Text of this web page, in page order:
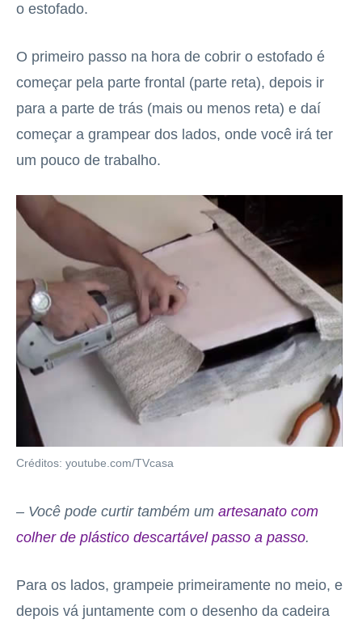
o estofado.
O primeiro passo na hora de cobrir o estofado é
começar pela parte frontal (parte reta), depois ir
para a parte de trás (mais ou menos reta) e daí
começar a grampear dos lados, onde você irá ter
um pouco de trabalho.
Créditos: youtube.com/TVcasa
– Você pode curtir também um artesanato com
colher de plástico descartável passo a passo.
Para os lados, grampeie primeiramente no meio, e
depois vá juntamente com o desenho da cadeira